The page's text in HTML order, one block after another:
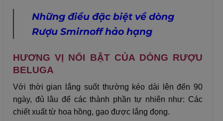
Những điều đặc biệt về dòng
Rượu Smirnoff hảo hạng
HƯƠNG VỊ NỔI BẬT CỦA DÒNG RƯỢU
BELUGA
Với thời gian lắng suốt thường kéo dài lên đến 90
ngày, đủ lâu để các thành phần tự nhiên như: Các
chiết xuất từ hoa hồng, gạo được lắng đọng.